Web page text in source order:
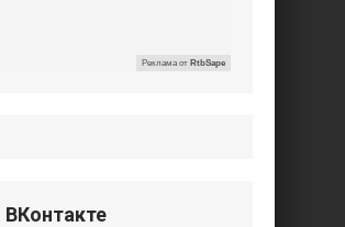
Реклама от RtbSape